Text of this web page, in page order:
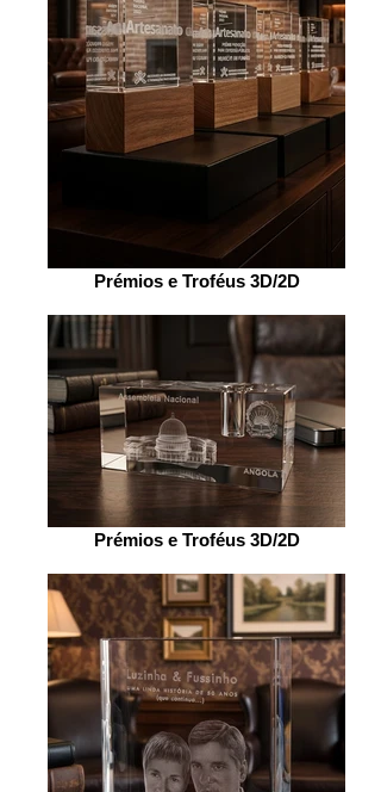
Prémios e Troféus 3D/2D
Prémios e Troféus 3D/2D